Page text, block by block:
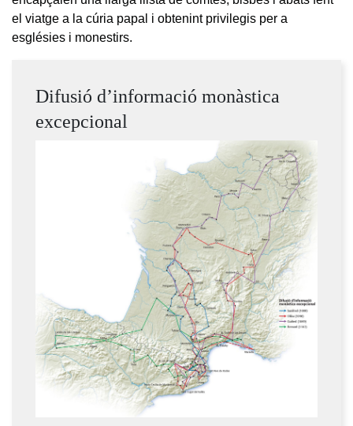
el viatge a la cúria papal i obtenint privilegis per a
esglésies i monestirs.
Difusió d’informació monàstica
excepcional